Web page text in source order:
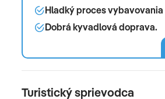
Hladký proces
Dobrá kyvadlová doprava.
Turistický sprievodca